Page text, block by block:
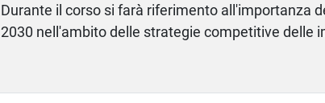
Durante il corso si farà riferimento all'importanza
2030 nell'ambito delle strategie competitive delle